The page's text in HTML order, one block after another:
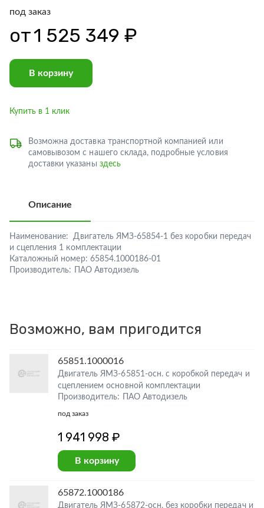
под заказ
от1 525 349 ₽
В корзину
Купить в 1 клик
Возможна доставка транспортной компанией или
самовывозом с нашего склада, подробные условия
доставки указаны здесь
Описание
Наименование:
Двигатель ЯМЗ-65854-1 без коробки передач
и сцепления 1 комплектации
Каталожный номер: 65854.1000186-01
Производитель:
ПАО Автодизель
Возможно, вам пригодится
65851.1000016
Двигатель ЯМЗ-65851-осн. с коробкой передач и
сцеплением основной комплектации
Производитель: ПАО Автодизель
под заказ
1 941 998 ₽
В корзину
65872.1000186
Двигатель ЯМЗ-65872-осн. без коробки передач и